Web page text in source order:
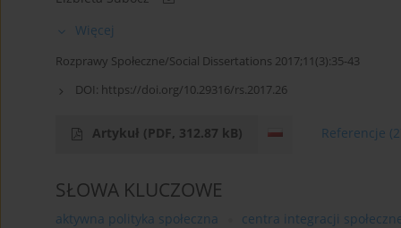
Więcej
Rozprawy Społeczne/Social Dissertations 2017;11(3):35-43
DOI: https://doi.org/10.29316/rs.2017.26
Artykuł (PDF, 312.87 kB) Referencje
SŁOWA KLUCZOWE
aktywna polityka społeczna centra integracji